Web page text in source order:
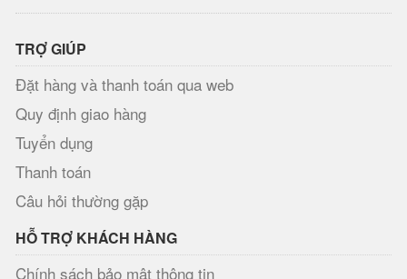
TRỢ GIÚP
Đặt hàng và thanh toán qua web
Quy định giao hàng
Tuyển dụng
Thanh toán
Câu hỏi thường gặp
HỖ TRỢ KHÁCH HÀNG
Chính sách bảo mật thông tin